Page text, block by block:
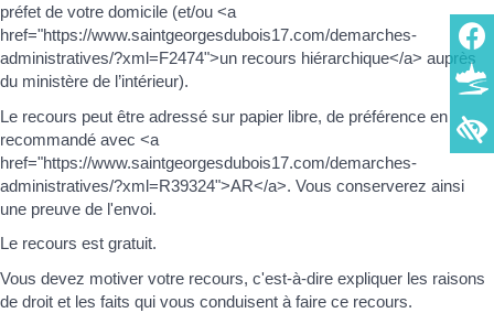
préfet de votre domicile (et/ou <a
href="https://www.saintgeorgesdubois17.com/demarches-
administratives/?xml=F2474">un recours hiérarchique</a> auprès
du ministère de l’intérieur).
Le recours peut être adressé sur papier libre, de préférence en
recommandé avec <a
href="https://www.saintgeorgesdubois17.com/demarches-
administratives/?xml=R39324">AR</a>. Vous conserverez ainsi
une preuve de l'envoi.
Le recours est gratuit.
Vous devez motiver votre recours, c'est-à-dire expliquer les raisons
de droit et les faits qui vous conduisent à faire ce recours.